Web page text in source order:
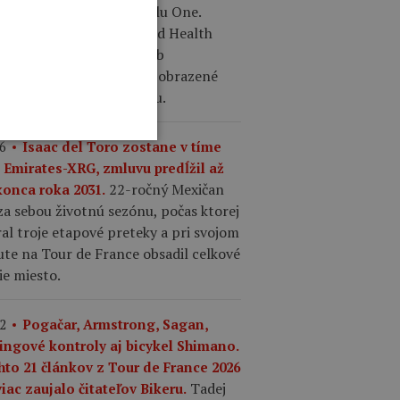
edície aero modelu One.
tímu Human Powered Health
postavičky SpongeBob
a Patrick Star zobrazené
aj s ich anatómiou.
Isaac del Toro zostane v tíme
Emirates-XRG, zmluvu predĺžil až
roka 2031. 22-ročný Mexičan
sebou životnú sezónu, počas ktorej
troje etapové preteky a pri svojom
na Tour de France obsadil celkové
miesto.
Pogačar, Armstrong, Sagan,
kontroly aj bicykel Shimano.
21 článkov z Tour de France 2026
zaujalo čitateľov Bikeru. Tadej